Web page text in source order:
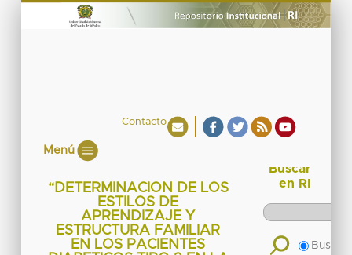
Contacto
Menú
“DETERMINACION DE LOS
ESTILOS DE
APRENDIZAJE Y
ESTRUCTURA FAMILIAR
EN LOS PACIENTES
Buscar
en RI
Buscar